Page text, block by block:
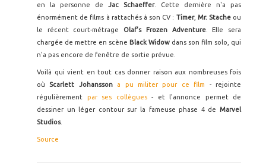
en la personne de Jac Schaeffer. Cette dernière n'a pas
énormément de films à rattachés à son CV : Timer, Mr. Stache ou
le récent court-métrage Olaf's Frozen Adventure. Elle sera
chargée de mettre en scène Black Widow dans son film solo, qui
n'a pas encore de fenêtre de sortie prévue.
Voilà qui vient en tout cas donner raison aux nombreuses fois
où Scarlett Johansson a pu militer pour ce film
- rejointe
régulièrement par ses collègues- et l'annonce permet de
dessiner un léger contour sur la fameuse phase 4 de Marvel
Studios.
Source